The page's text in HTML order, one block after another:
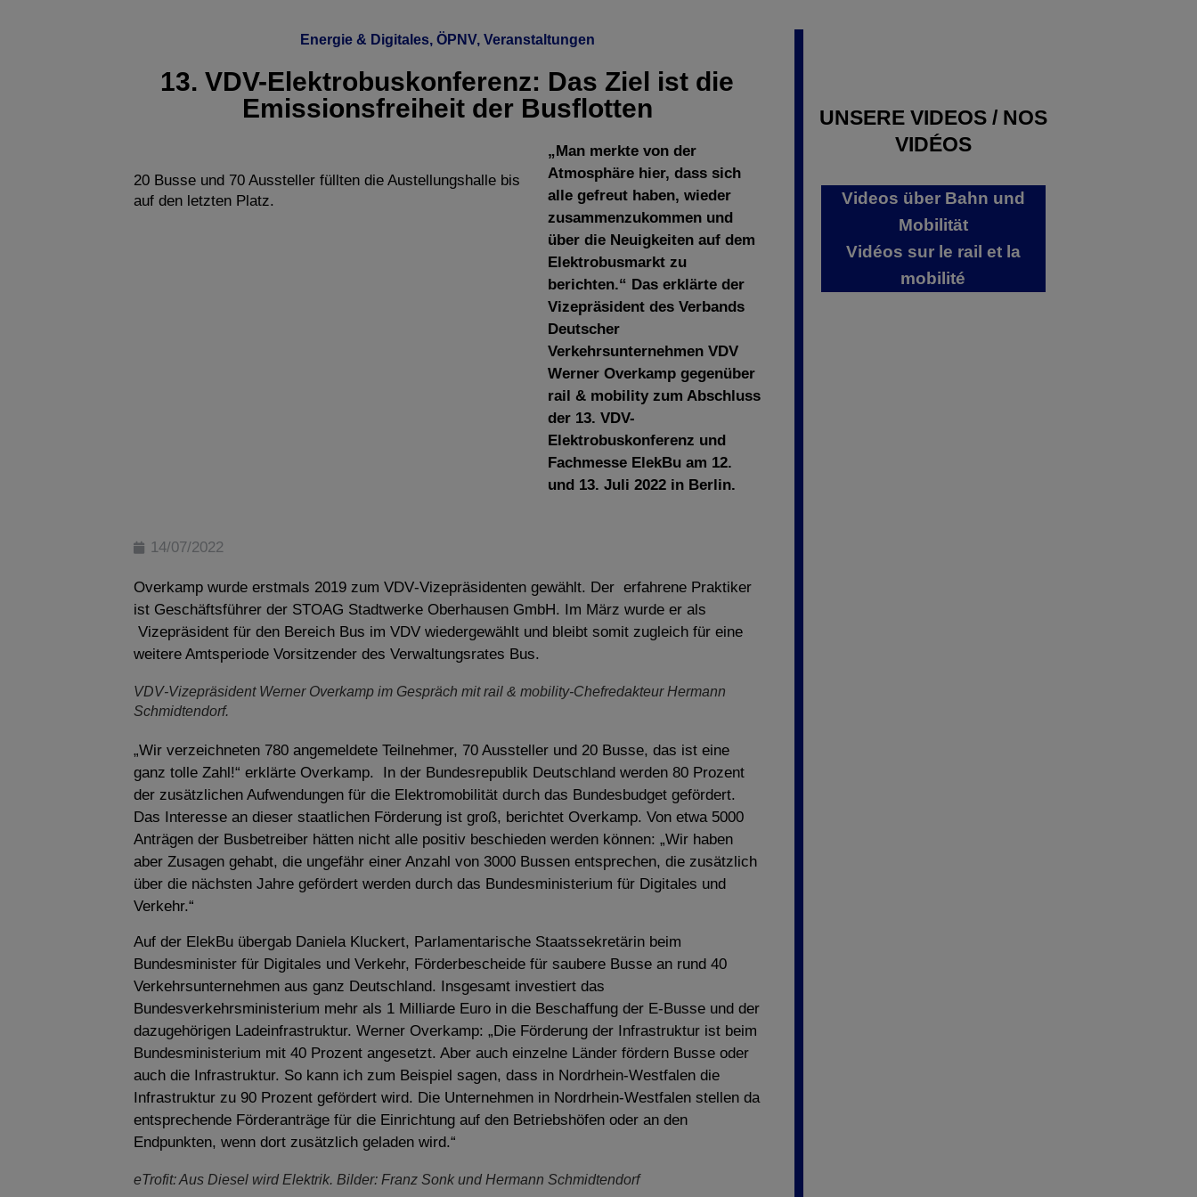
Energie & Digitales, ÖPNV, Veranstaltungen
13. VDV-Elektrobuskonferenz: Das Ziel ist die
Emissionsfreiheit der Busflotten
20 Busse und 70 Aussteller füllten die Austellungshalle bis
auf den letzten Platz.
„Man merkte von der
Atmosphäre hier, dass sich
alle gefreut haben, wieder
zusammenzukommen und
über die Neuigkeiten auf dem
Elektrobusmarkt zu
berichten.“ Das erklärte der
Vizepräsident des Verbands
Deutscher
Verkehrsunternehmen VDV
Werner Overkamp gegenüber
rail & mobility zum Abschluss
der 13. VDV-
Elektrobuskonferenz und
Fachmesse ElekBu am 12.
und 13. Juli 2022 in Berlin.
14/07/2022
Overkamp wurde erstmals 2019 zum VDV‐Vizepräsidenten gewählt. Der erfahrene Praktiker
ist Geschäftsführer der STOAG Stadtwerke Oberhausen GmbH. Im März wurde er als
Vizepräsident für den Bereich Bus im VDV wiedergewählt und bleibt somit zugleich für eine
weitere Amtsperiode Vorsitzender des Verwaltungsrates Bus.
VDV‐Vizepräsident Werner Overkamp im Gespräch mit rail & mobility-Chefredakteur Hermann
Schmidtendorf.
„Wir verzeichneten 780 angemeldete Teilnehmer, 70 Aussteller und 20 Busse, das ist eine
ganz tolle Zahl!“ erklärte Overkamp. In der Bundesrepublik Deutschland werden 80 Prozent
der zusätzlichen Aufwendungen für die Elektromobilität durch das Bundesbudget gefördert.
Das Interesse an dieser staatlichen Förderung ist groß, berichtet Overkamp. Von etwa 5000
Anträgen der Busbetreiber hätten nicht alle positiv beschieden werden können: „Wir haben
aber Zusagen gehabt, die ungefähr einer Anzahl von 3000 Bussen entsprechen, die zusätzlich
über die nächsten Jahre gefördert werden durch das Bundesministerium für Digitales und
Verkehr.“
Auf der ElekBu übergab Daniela Kluckert, Parlamentarische Staatssekretärin beim
Bundesminister für Digitales und Verkehr, Förderbescheide für saubere Busse an rund 40
Verkehrsunternehmen aus ganz Deutschland. Insgesamt investiert das
Bundesverkehrsministerium mehr als 1 Milliarde Euro in die Beschaffung der E-Busse und der
dazugehörigen Ladeinfrastruktur. Werner Overkamp: „Die Förderung der Infrastruktur ist beim
Bundesministerium mit 40 Prozent angesetzt. Aber auch einzelne Länder fördern Busse oder
auch die Infrastruktur. So kann ich zum Beispiel sagen, dass in Nordrhein-Westfalen die
Infrastruktur zu 90 Prozent gefördert wird. Die Unternehmen in Nordrhein-Westfalen stellen da
entsprechende Förderanträge für die Einrichtung auf den Betriebshöfen oder an den
Endpunkten, wenn dort zusätzlich geladen wird.“
eTrofit: Aus Diesel wird Elektrik. Bilder: Franz Sonk und Hermann Schmidtendorf
UNSERE VIDEOS / NOS
VIDÉOS
Videos über Bahn und
Mobilität
Vidéos sur le rail et la
mobilité